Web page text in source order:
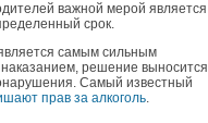
важной мерой является
срок.
самым сильным
решение выносится
Самый известный
прав за алкоголь.